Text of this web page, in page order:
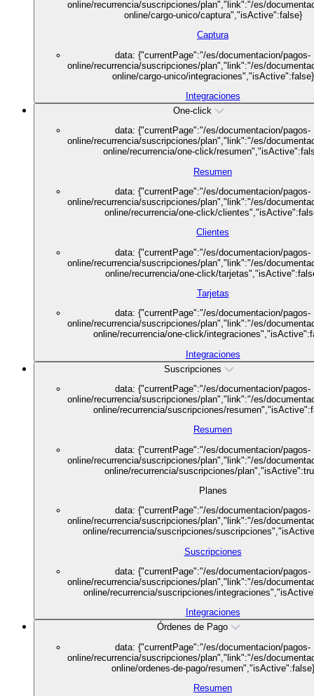
online/recurrencia/suscripciones/plan","link":"/es/
online/cargo-unico/captura","isActive":false}
Captura
data: {"currentPage":"/es/documentacion/pagos-
online/recurrencia/suscripciones/plan","link":"/es/
online/cargo-unico/integraciones","isActive":false}
Integraciones
One-click
data: {"currentPage":"/es/documentacion/pagos-
online/recurrencia/suscripciones/plan","link":"/es/
online/recurrencia/one-click/
Resumen
data: {"currentPage":"/es/documentacion/pagos-
online/recurrencia/suscripciones/plan","link":"/es/
online/recurrencia/one-click/
Clientes
data: {"currentPage":"/es/documentacion/pagos-
online/recurrencia/suscripciones/plan","link":"/es/
online/recurrencia/one-click/
Tarjetas
data: {"currentPage":"/es/documentacion/pagos-
online/recurrencia/suscripciones/plan","link":"/es/
online/recurrencia/one-click/
Integraciones
Suscripciones
data: {"currentPage":"/es/documentacion/pagos-
online/recurrencia/suscripciones/plan","link":"/es/
online/recurrencia/suscripciones/
Resumen
data: {"currentPage":"/es/documentacion/pagos-
online/recurrencia/suscripciones/plan","link":"/es/
online/recurrencia/suscripciones/
Planes
data: {"currentPage":"/es/documentacion/pagos-
online/recurrencia/suscripciones/plan","link":"/es/
online/recurrencia/suscripciones/
Suscripciones
data: {"currentPage":"/es/documentacion/pagos-
online/recurrencia/suscripciones/plan","link":"/es/
online/recurrencia/suscripciones/
Integraciones
Órdenes de Pago
data: {"currentPage":"/es/documentacion/pagos-
online/recurrencia/suscripciones/plan","link":"/es/
online/ordenes-de-pago/resumen","isActive":false}
Resumen